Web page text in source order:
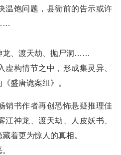
温饱问题，县衙前的告示或许
龙、渡天劫、抛尸洞……
构情节之中，形成集灵异、
盛唐诡案组》。
销书作者再创恐怖悬疑推理佳
神龙、渡天劫、人皮妖书、
着更为惊人的真相。